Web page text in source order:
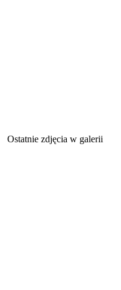
Ostatnie zdjęcia w galerii